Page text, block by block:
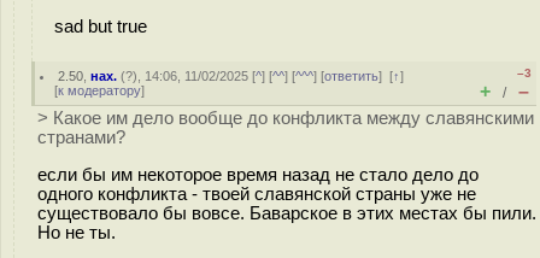
sad but true
2.50 ,нах. (?), 14:06, 11/02/2025 [^] [^^] [^^^] [ответить][↑]
[к модератору]
–3
+ / –
> Какое им дело вообще до конфликта между славянскими
странами?
если бы им некоторое время назад не стало дело до
одного конфликта - твоей славянской страны уже не
существовало бы вовсе. Баварское в этих местах бы пили.
Но не ты.